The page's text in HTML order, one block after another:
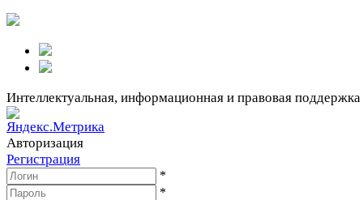
Интеллектуальная, информационная и правовая поддержка
Авторизация
Регистрация
*
*